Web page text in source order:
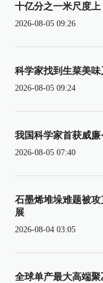
十亿分之一米尺度
2026-08-05 09:26
科学家找到生菜美
2026-08-05 09:24
我国科学家首获威廉
2026-08-05 07:40
石墨烯堆垛难题被
展
2026-08-04 03:05
全球单产最大高端